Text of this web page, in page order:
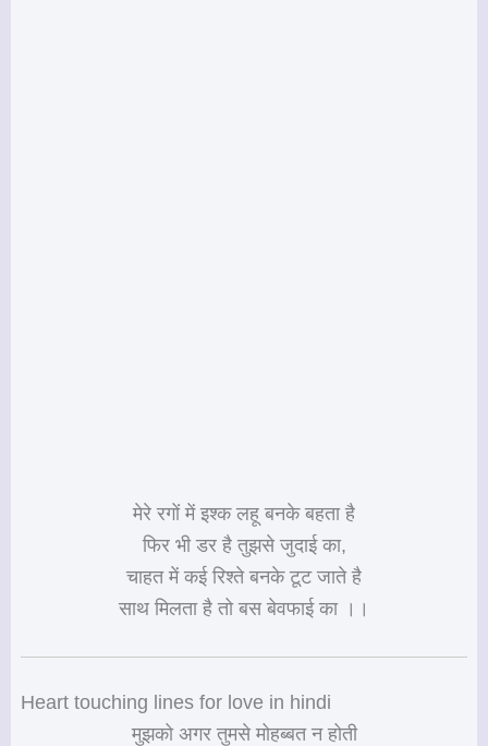
मेरे रगों में इश्क लहू बनके बहता है
फिर भी डर है तुझसे जुदाई का,
चाहत में कई रिश्ते बनके टूट जाते है
साथ मिलता है तो बस बेवफाई का ।।
Heart touching lines for love in hindi
मुझको अगर तुमसे मोहब्बत न होती